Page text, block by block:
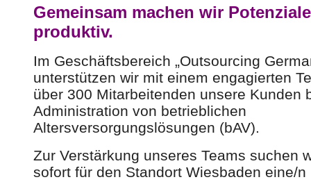
Gemeinsam machen wir Potenziale
produktiv.
Im Geschäftsbereich „Outsourcing
unterstützen wir mit einem engagierten
über 300 Mitarbeitenden unsere Kunden
Administration von betrieblichen
Altersversorgungslösungen (bAV).
Zur Verstärkung unseres Teams suchen
sofort für den Standort Wiesbaden eine/n